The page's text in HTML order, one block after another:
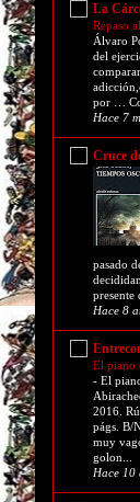
La
Repaso
Álvaro
del
por …
Hace 7
Cruce
pasado
presente
Hace 8
El piano
- El
2016.
págs. B/
muy
golon...
Hace 10